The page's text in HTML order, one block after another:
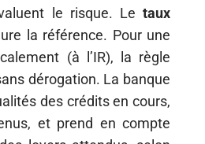
le risque. Le taux
la référence. Pour une
(à l’IR), la règle
dérogation. La banque
des crédits en cours,
et prend en compte